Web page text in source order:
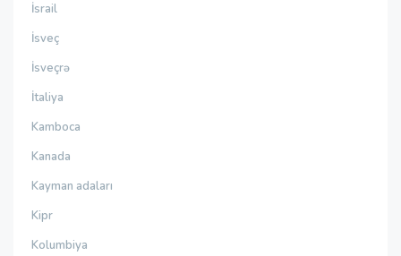
İsrail
İsveç
İsveçrə
İtaliya
Kamboca
Kanada
Kayman adaları
Kipr
Kolumbiya